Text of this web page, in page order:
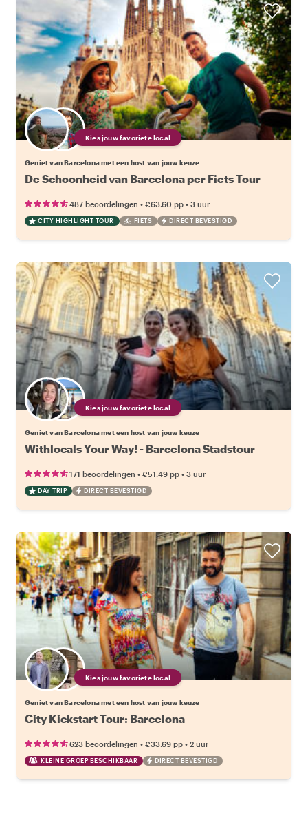
Kies jouw favoriete local
Geniet van Barcelona met een host van jouw keuze
De Schoonheid van Barcelona per Fiets Tour
487 beoordelingen • €63.60 pp • 3 uur
CITY HIGHLIGHT TOUR FIETS DIRECT BEVESTIGD
Kies jouw favoriete local
Geniet van Barcelona met een host van jouw keuze
Withlocals Your Way! - Barcelona Stadstour
171 beoordelingen • €51.49 pp • 3 uur
DAY TRIP DIRECT BEVESTIGD
Kies jouw favoriete local
Geniet van Barcelona met een host van jouw keuze
City Kickstart Tour: Barcelona
623 beoordelingen • €33.69 pp • 2 uur
KLEINE GROEP BESCHIKBAAR DIRECT BEVESTIGD